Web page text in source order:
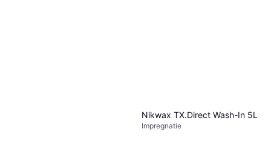
Nikwax TX.Direct Wash-In 5L
Impregnatie